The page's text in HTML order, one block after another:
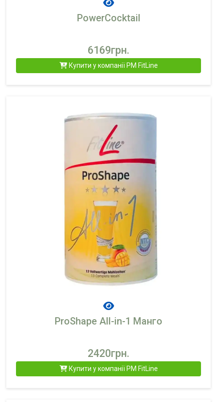
PowerCocktail
6169грн.
Купити у компанії PM FitLine
ProShape All-in-1 Манго
2420грн.
Купити у компанії PM FitLine